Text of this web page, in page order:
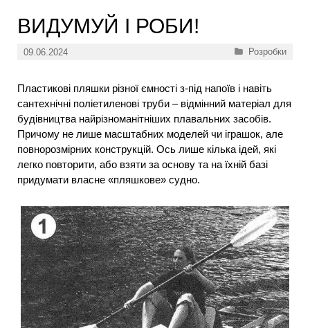
ВИДУМУЙ І РОБИ!
09.06.2024 Категорії
Розробки
Пластикові пляшки різної ємності з-під напоїв і навіть
сантехнічні поліетиленові труби – відмінний матеріал для
будівництва найрізноманітніших плавальних засобів.
Причому не лише масштабних моделей чи іграшок, але
повнорозмірних конструкцій. Ось лише кілька ідей, які
легко повторити, або взяти за основу та на їхній базі
придумати власне «пляшкове» судно.